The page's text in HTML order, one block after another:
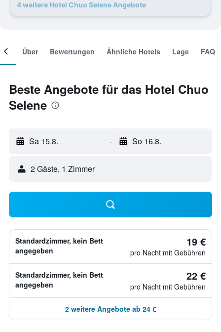
4 weitere Hotel Chuo Selene Angebote
Über Bewertungen Ähnliche Hotels Lage FAQ
Beste Angebote für das Hotel Chuo
Selene
Sa 15.8. - So 16.8.
2 Gäste, 1 Zimmer
Standardzimmer, kein Bett
angegeben
19 €
pro Nacht mit Gebühren
Standardzimmer, kein Bett
angegeben
22 €
pro Nacht mit Gebühren
2 weitere Angebote ab 24 €